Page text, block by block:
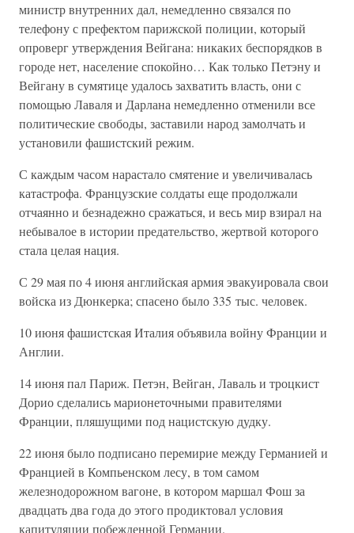
министр внутренних дал, немедленно связался по
телефону с префектом парижской полиции, который
опроверг утверждения Вейгана: никаких беспорядков в
городе нет, население спокойно… Как только Петэну и
Вейгану в сумятице удалось захватить власть, они с
помощью Лаваля и Дарлана немедленно отменили все
политические свободы, заставили народ замолчать и
установили фашистский режим.
С каждым часом нарастало смятение и увеличивалась
катастрофа. Французские солдаты еще продолжали
отчаянно и безнадежно сражаться, и весь мир взирал на
небывалое в истории предательство, жертвой которого
стала целая нация.
С 29 мая по 4 июня английская армия эвакуировала свои
войска из Дюнкерка; спасено было 335 тыс. человек.
10 июня фашистская Италия объявила войну Франции и
Англии.
14 июня пал Париж. Петэн, Вейган, Лаваль и троцкист
Дорио сделались марионеточными правителями
Франции, пляшущими под нацистскую дудку.
22 июня было подписано перемирие между Германией и
Францией в Компьенском лесу, в том самом
железнодорожном вагоне, в котором маршал Фош за
двадцать два года до этого продиктовал условия
капитуляции побежденной Германии.